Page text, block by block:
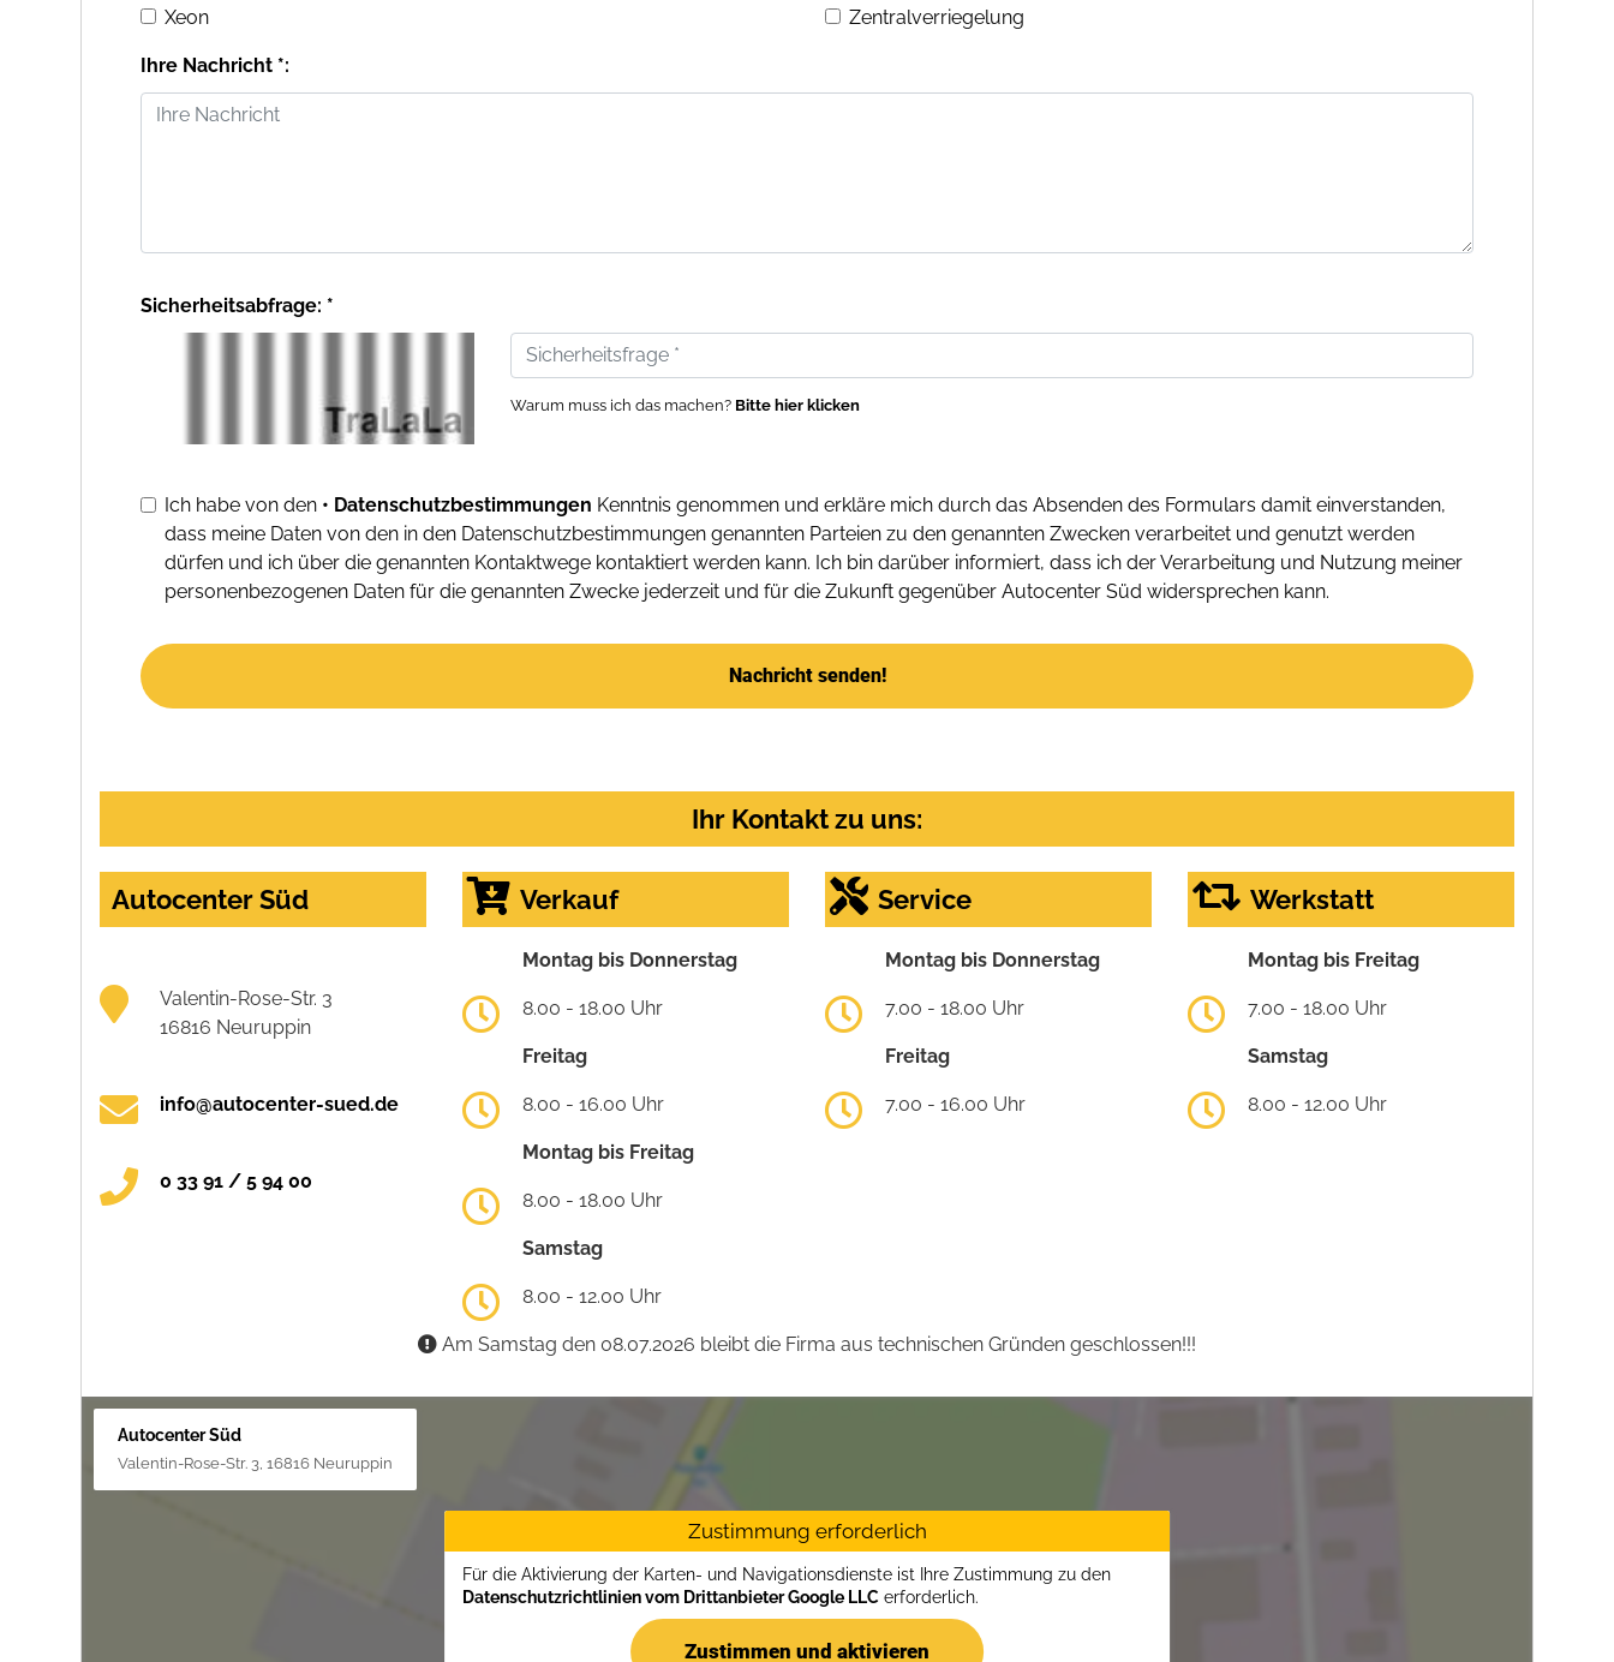
Xeon
Zentralverriegelung
Ihre Nachricht *:
Sicherheitsabfrage: *
Warum muss ich das machen? Bitte hier klicken
Ich habe von den • Datenschutzbestimmungen Kenntnis genommen und erkläre mich durch das Absenden des Formulars damit einverstanden,
dass meine Daten von den in den Datenschutzbestimmungen genannten Parteien zu den genannten Zwecken verarbeitet und genutzt werden
dürfen und ich über die genannten Kontaktwege kontaktiert werden kann. Ich bin darüber informiert, dass ich der Verarbeitung und Nutzung meiner
personenbezogenen Daten für die genannten Zwecke jederzeit und für die Zukunft gegenüber Autocenter Süd widersprechen kann.
Nachricht senden!
Ihr Kontakt zu uns:
Autocenter Süd
Valentin-Rose-Str. 3
16816 Neuruppin
info@autocenter-sued.de
0 33 91 / 5 94 00
Verkauf
Montag bis Donnerstag
8.00 - 18.00 Uhr
Freitag
8.00 - 16.00 Uhr
Montag bis Freitag
8.00 - 18.00 Uhr
Samstag
8.00 - 12.00 Uhr
Service
Montag bis Donnerstag
7.00 - 18.00 Uhr
Freitag
7.00 - 16.00 Uhr
Werkstatt
Montag bis Freitag
7.00 - 18.00 Uhr
Samstag
8.00 - 12.00 Uhr
Am Samstag den 08.07.2026 bleibt die Firma aus technischen Gründen geschlossen!!!
Autocenter Süd
Valentin-Rose-Str. 3, 16816 Neuruppin
Zustimmung erforderlich
Für die Aktivierung der Karten- und Navigationsdienste ist Ihre Zustimmung zu den
Datenschutzrichtlinien vom Drittanbieter Google LLC erforderlich.
Zustimmen und aktivieren